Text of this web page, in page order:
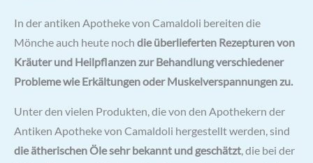
In der antiken Apotheke von Camaldoli bereiten die
Mönche auch heute noch die überlieferten Rezepturen von
Kräuter und Heilpflanzen zur Behandlung verschiedener
Probleme wie Erkältungen oder Muskelverspannungen zu.
Unter den vielen Produkten, die von den Apothekern der
Antiken Apotheke von Camaldoli hergestellt werden, sind
die ätherischen Öle sehr bekannt und geschätzt, die bei der